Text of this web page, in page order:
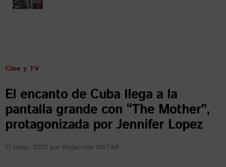
Cine y TV
El encanto de Cuba llega a la
pantalla grande con “The Mother”,
protagonizada por Jennifer Lopez
17 mayo, 2023 por Redacción VISTAR